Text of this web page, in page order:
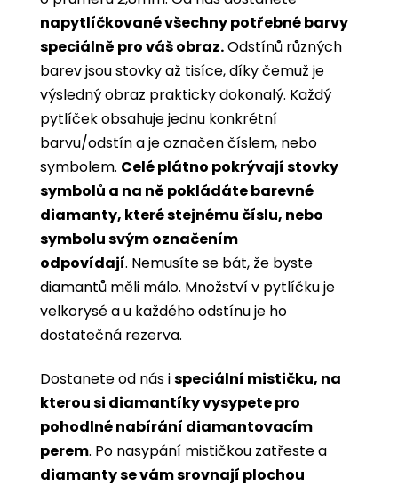
napytlíčkované všechny potřebné barvy
speciálně pro váš obraz.Odstínů různých
barev jsou stovky až tisíce, díky čemuž je
výsledný obraz prakticky dokonalý. Každý
pytlíček obsahuje jednu konkrétní
barvu/odstín a je označen číslem, nebo
symbolem. Celé plátno pokrývají stovky
symbolů a na ně pokládáte barevné
diamanty, které stejnému číslu, nebo
symbolu svým označením
odpovídají. Nemusíte se bát, že byste
diamantů měli málo. Množství v pytlíčku je
velkorysé a u každého odstínu je ho
dostatečná rezerva.
Dostanete od nás ispeciální mističku, na
kterou si diamantíky vysypete pro
pohodlné nabírání diamantovacím
perem. Po nasypání mističkou zatřeste a
diamanty se vám srovnají plochou